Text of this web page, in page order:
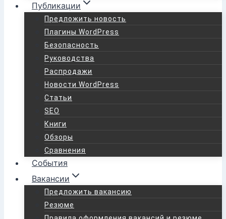
Публикации
Предложить новость
Плагины WordPress
Безопасность
Руководства
Распродажи
Новости WordPress
Статьи
SEO
Книги
Обзоры
Сравнения
События
Вакансии
Предложить вакансию
Резюме